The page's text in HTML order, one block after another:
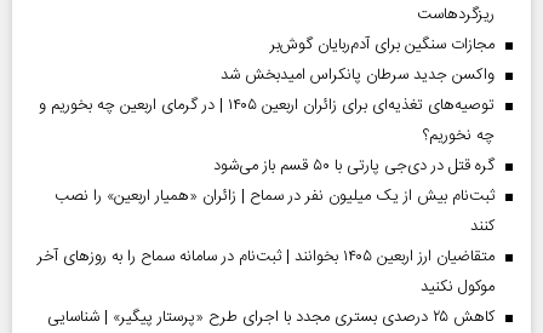
ریزگردهاست
مجازات سنگین برای آدم‌ربایان گوش‌بر
واکسن جدید سرطان پانکراس امیدبخش شد
توصیه‌های تغذیه‌ای برای زائران اربعین ۱۴۰۵ | در گرمای اربعین چه بخوریم و
چه نخوریم؟
گره قتل در دی‌جی پارتی با ۵۰ قسم باز می‌شود
ثبت‌نام بیش از یک میلیون نفر در سماح | زائران «همیار اربعین» را نصب
کنند
متقاضیان ارز اربعین ۱۴۰۵ بخوانند | ثبت‌نام در سامانه سماح را به روز‌های آخر
موکول نکنید
کاهش ۲۵ درصدی بستری مجدد با اجرای طرح «پرستار پیگیر» | شناسایی